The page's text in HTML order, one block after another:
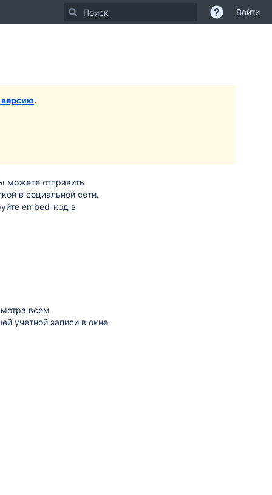
Войти
.
можете отправить
в социальной сети.
embed-код в
всем
учетной записи в окне